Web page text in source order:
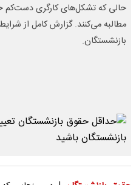
مطالبه می‌کنند. گزارش کامل از
بازنشستگان.